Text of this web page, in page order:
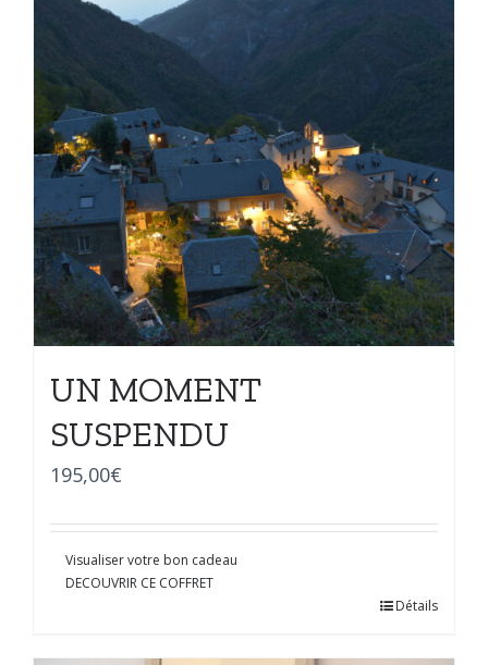
UN MOMENT
SUSPENDU
195,00€
Visualiser votre bon cadeau
DECOUVRIR CE COFFRET
Détails